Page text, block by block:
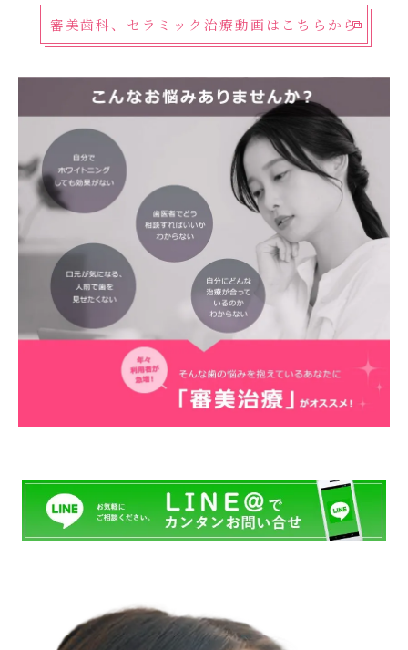
審美歯科、セラミック治療動画はこちらから